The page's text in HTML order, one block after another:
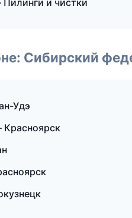
и чистки
Сибирский
Удэ
Красноярск